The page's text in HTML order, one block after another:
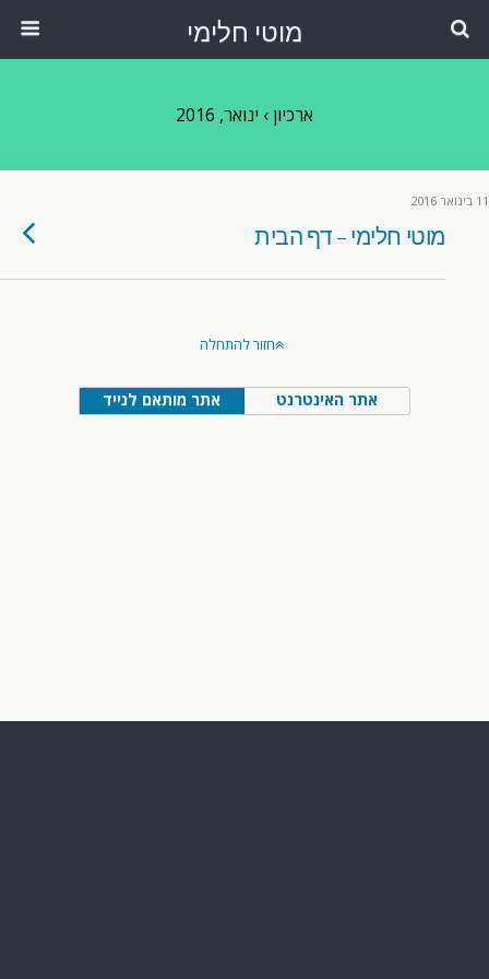
מוטי חלימי
ארכיון › ינואר, 2016
11 בינואר 2016
מוטי חלימי – דף הבית
חזור להתחלה
אתר מותאם לנייד אתר האינטרנט